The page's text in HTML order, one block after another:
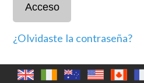
Acceso
¿Olvidaste la contraseña?